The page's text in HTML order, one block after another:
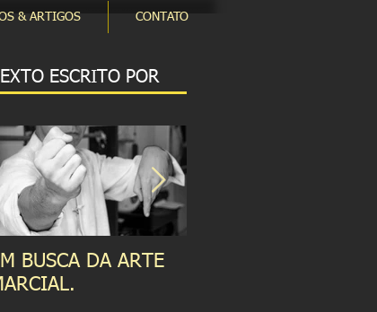
& ARTIGOS CONTATO
ESCRITO POR
BUSCA DA ARTE